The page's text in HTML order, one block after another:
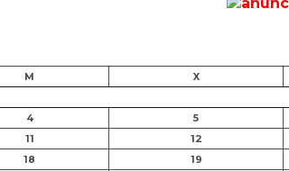
M X
4 5
11 12
18 19